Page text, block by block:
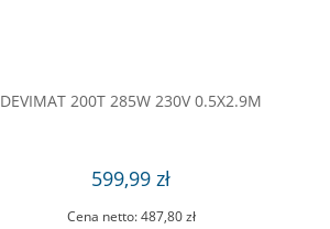
DEVIMAT 200T 285W 230V 0.5X2.9M
599,99 zł
Cena netto:487,80 zł